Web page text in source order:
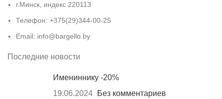
г.Минск, индекс 220113
Телефон: +375(29)344-00-25
Email: info@bargello.by
Последние новости
Имениннику -20%
19.06.2024
Без комментариев